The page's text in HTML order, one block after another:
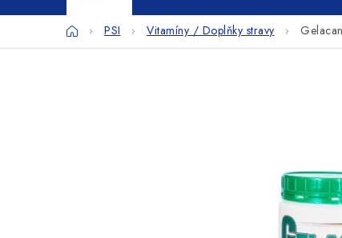
DomůPSI Vitamíny / Doplňky stravy